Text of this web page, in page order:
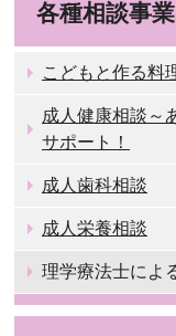
各種相談事業
こどもと作る料
成人健康相談～
サポート！
成人歯科相談
成人栄養相談
理学療法士によ